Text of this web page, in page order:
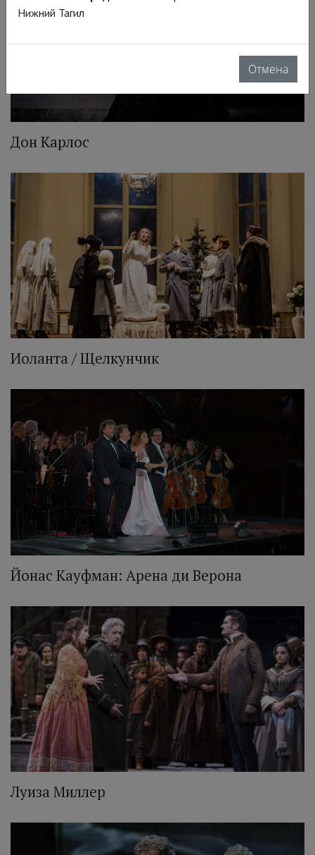
Дон Карлос
Иоланта / Щелкунчик
Йонас Кауфман: Арена ди Верона
Луиза Миллер
Нижний Тагил
Отмена